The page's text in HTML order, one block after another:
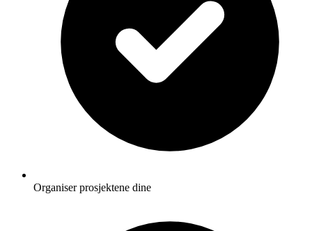
Organiser prosjektene dine